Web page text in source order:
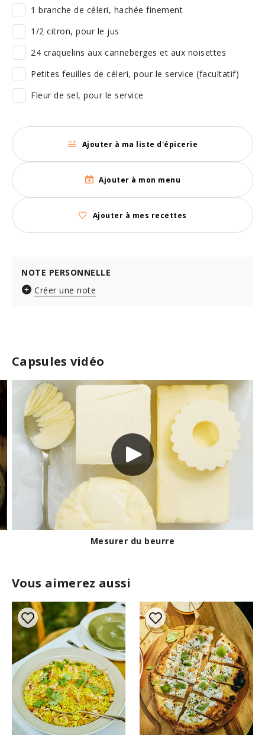
Capsules vidéo
Mesurer du beurre
Vous aimerez aussi
1 branche de céleri, hachée finement
1/2 citron, pour le jus
24 craquelins aux canneberges et aux noisettes
Petites feuilles de céleri, pour le service (facultatif)
Fleur de sel, pour le service
Ajouter à ma liste d'épicerie
Ajouter à mon menu
Ajouter à mes recettes
NOTE PERSONNELLE
Créer une note